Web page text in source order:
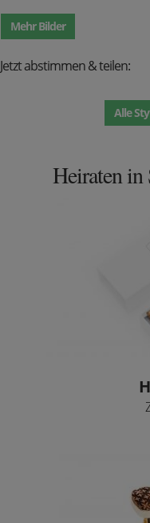
Mehr Bilder
Jetzt abstimmen & teilen:
Alle
Heiraten